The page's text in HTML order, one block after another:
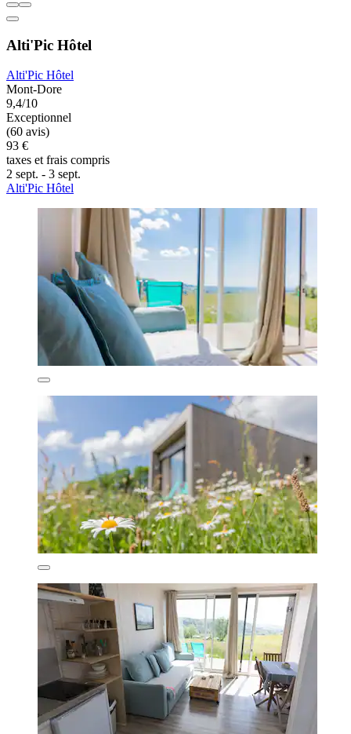
Alti'Pic Hôtel
Alti'Pic Hôtel
Mont-Dore
9,4/10
Exceptionnel
(60 avis)
93 €
taxes et frais compris
2 sept. - 3 sept.
Alti'Pic Hôtel